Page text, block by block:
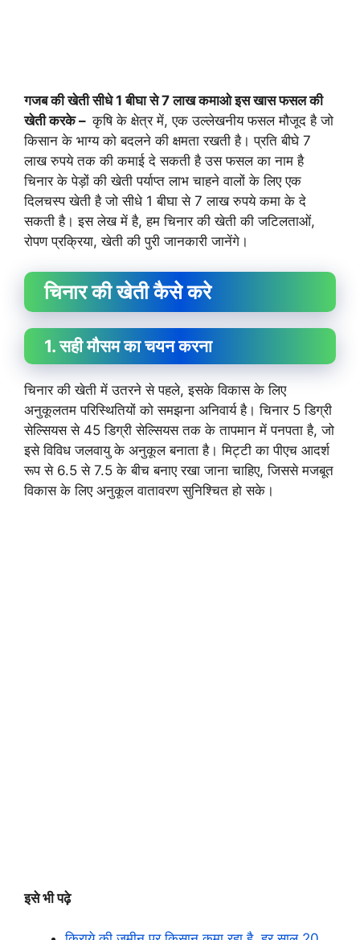
गजब की खेती सीधे 1 बीघा से 7 लाख कमाओ इस खास फसल की
खेती करके –कृषि के क्षेत्र में, एक उल्लेखनीय फसल मौजूद है जो
किसान के भाग्य को बदलने की क्षमता रखती है। प्रति बीघे 7
लाख रुपये तक की कमाई दे सकती है उस फसल का नाम है
चिनार के पेड़ों की खेती पर्याप्त लाभ चाहने वालों के लिए एक
दिलचस्प खेती है जो सीधे 1 बीघा से 7 लाख रुपये कमा के दे
सकती है। इस लेख में है, हम चिनार की खेती की जटिलताओं,
रोपण प्रक्रिया, खेती की पुरी जानकारी जानेंगे।
चिनार की खेती कैसे करे
1. सही मौसम का चयन करना
चिनार की खेती में उतरने से पहले, इसके विकास के लिए
अनुकूलतम परिस्थितियों को समझना अनिवार्य है। चिनार 5 डिग्री
सेल्सियस से 45 डिग्री सेल्सियस तक के तापमान में पनपता है, जो
इसे विविध जलवायु के अनुकूल बनाता है। मिट्टी का पीएच आदर्श
रूप से 6.5 से 7.5 के बीच बनाए रखा जाना चाहिए, जिससे मजबूत
विकास के लिए अनुकूल वातावरण सुनिश्चित हो सके।
इसे भी पढ़े